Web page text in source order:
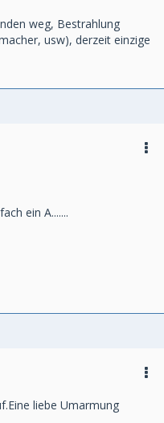
weg, Bestrahlung
usw), derzeit einzige
ein A.......
liebe Umarmung